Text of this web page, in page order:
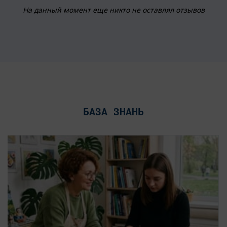
На данный момент еще никто не оставлял отзывов
БАЗА ЗНАНЬ